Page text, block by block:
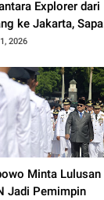
Explorer dari
ke Jakarta, Sapa
Warga
2026
Minta Lulusan
Jadi Pemimpin